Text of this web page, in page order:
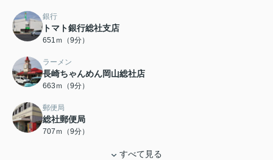
銀行
トマト銀行総社支店
651ｍ（9分）
ラーメン
長崎ちゃんめん岡山総社店
663ｍ（9分）
郵便局
総社郵便局
707ｍ（9分）
すべて見る